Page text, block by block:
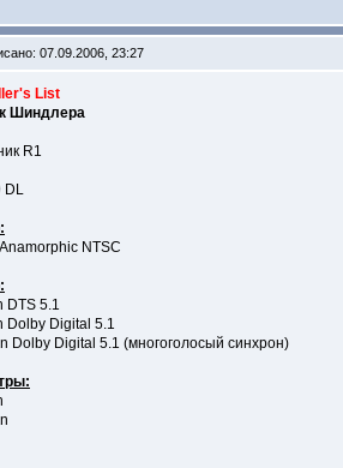
07.09.2006, 23:27
List
Шиндлера
R1
DL
NTSC
DTS 5.1
Dolby Digital 5.1
Dolby Digital 5.1 (многоголосый синхрон)